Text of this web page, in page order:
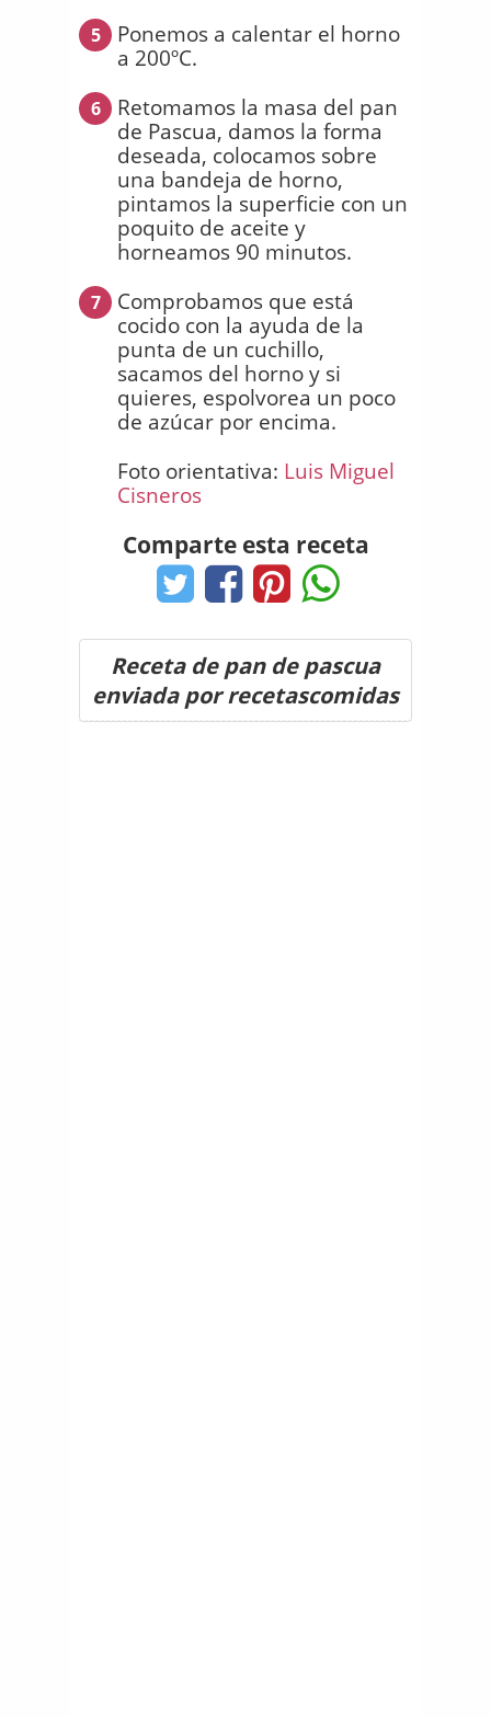
5
Ponemos a calentar el horno
a 200ºC.
6
Retomamos la masa del pan
de Pascua, damos la forma
deseada, colocamos sobre
una bandeja de horno,
pintamos la superficie con un
poquito de aceite y
horneamos 90 minutos.
7
Comprobamos que está
cocido con la ayuda de la
punta de un cuchillo,
sacamos del horno y si
quieres, espolvorea un poco
de azúcar por encima.
Foto orientativa: Luis Miguel
Cisneros
Comparte esta receta
Receta de pan de pascua
enviada por recetascomidas